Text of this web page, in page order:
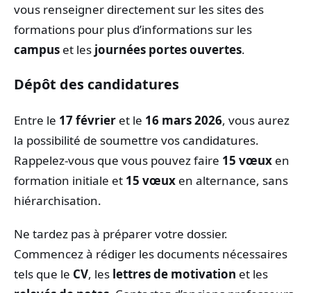
vous renseigner directement sur les sites des
formations pour plus d’informations sur les
campus et les journées portes ouvertes.
Dépôt des candidatures
Entre le 17 février et le 16 mars 2026, vous aurez
la possibilité de soumettre vos candidatures.
Rappelez-vous que vous pouvez faire 15 vœux en
formation initiale et 15 vœux en alternance, sans
hiérarchisation.
Ne tardez pas à préparer votre dossier.
Commencez à rédiger les documents nécessaires
tels que le CV, les lettres de motivation et les